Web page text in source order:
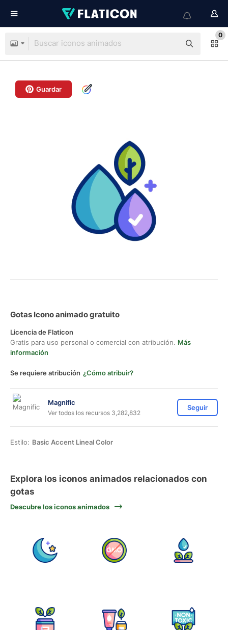
0
Guardar
Gotas Icono animado gratuito
Licencia de Flaticon
Gratis para uso personal o comercial con atribución. Más
información
Se requiere atribución ¿Cómo atribuir?
Magnific
Ver todos los recursos 3,282,832
Seguir
Estilo: Basic Accent Lineal Color
Explora los iconos animados relacionados con
gotas
Descubre los iconos animados